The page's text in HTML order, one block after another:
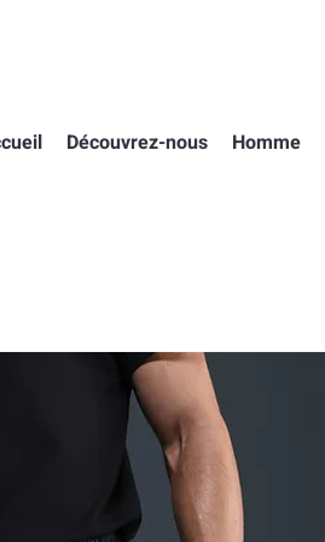
Découvrez-nous Homme